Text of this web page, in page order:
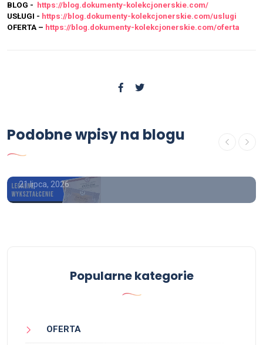
BLOG -
https://blog.dokumenty-kolekcjonerskie.com/
USŁUGI - https://blog.dokumenty-kolekcjonerskie.com/uslugi
OFERTA – https://blog.dokumenty-kolekcjonerskie.com/oferta
Podobne wpisy na blogu
kup dyplom licencjata , kupię
dyplom licencjata
21 lipca, 2026
Popularne kategorie
OFERTA